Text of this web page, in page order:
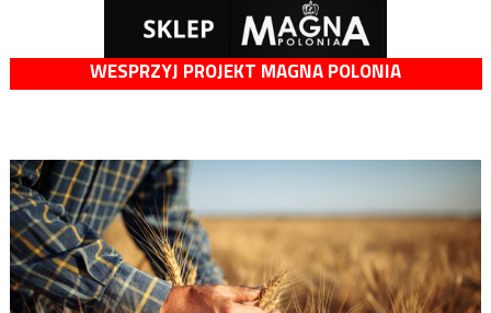
WESPRZYJ PROJEKT MAGNA POLONIA